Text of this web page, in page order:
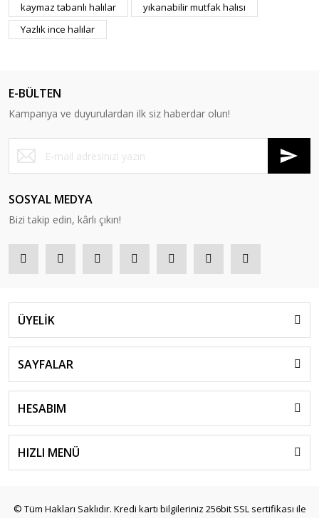
kaymaz tabanlı halılar
yıkanabilir mutfak halısı
Yazlık ince halılar
E-BÜLTEN
Kampanya ve duyurulardan ilk siz haberdar olun!
SOSYAL MEDYA
Bizi takip edin, kârlı çıkın!
ÜYELİK
SAYFALAR
HESABIM
HIZLI MENÜ
© Tüm Hakları Saklıdır. Kredi kartı bilgileriniz 256bit SSL sertifikası ile